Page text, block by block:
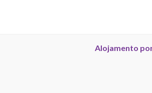
Alojamento